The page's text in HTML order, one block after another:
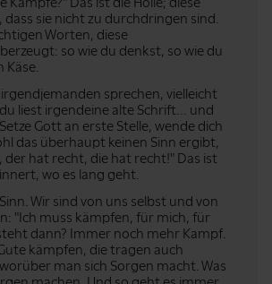
sie nicht zu durchdringen sind.
Worten, diese
so wie du denkst, so wie du
Käse.
sprechen, vielleicht
liest irgendeine alte Schrift... und
Gott an erste Stelle, wende dich
das überhaupt keinen Sinn ergibt,
hat recht, die hat recht!" Das ist
wo es lang geht.
Wir sind von uns selbst und von
"Ich muss kämpfen, für mich, für
dann? Immer noch mehr Kampf.
kämpfen, die tragen auch
man sich Sorgen macht. Was